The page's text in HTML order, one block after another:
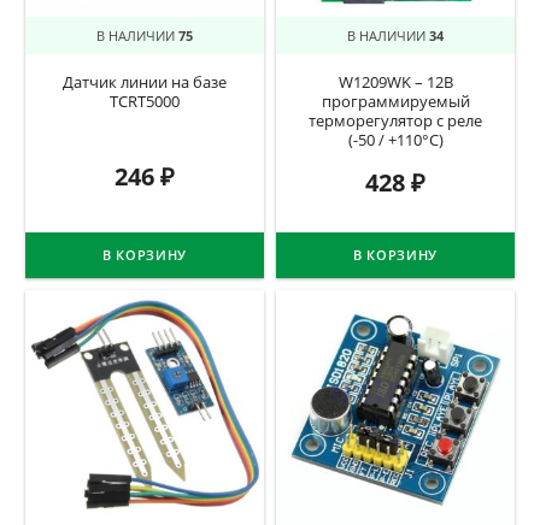
В НАЛИЧИИ 75
Датчик линии на базе
TCRT5000
246₽
В КОРЗИНУ
В НАЛИЧИИ 34
W1209WK – 12В
программируемый
терморегулятор с реле
(-50 / +110°C)
428₽
В КОРЗИНУ